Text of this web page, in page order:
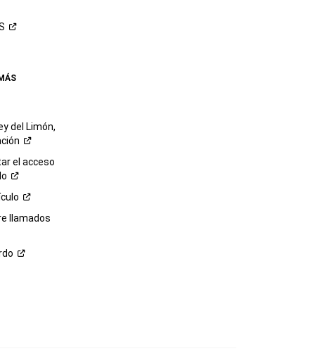
del Limón,
el acceso
llamados